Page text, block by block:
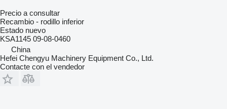
Precio a consultar
Recambio - rodillo inferior
Estado nuevo
KSA1145 09-08-0460
China
Hefei Chengyu Machinery Equipment Co., Ltd.
Contacte con el vendedor